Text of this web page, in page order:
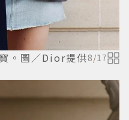
。圖／Dior提供8/17